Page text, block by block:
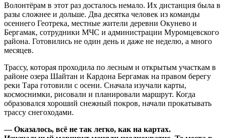
Волонтёрам в этот раз досталось немало. Их дистанция была в
разы сложнее и дольше. Два десятка человек из команды
осеннего Геотрека, местные жители деревни Окунево и
Бергамак, сотрудники МЧС и администрации Муромцевского
района. Готовились не один день и даже не неделю, а много
месяцев.
Трассу, которая проходила по лесным и открытым участкам в
районе озера Шайтан и Кардона Бергамак на правом берегу
реки Тара готовили с осени. Сначала изучали карты,
космоснимки, рисовали и планировали маршрут. Когда
образовался хороший снежный покров, начали прокатывать
трассу снегоходами.
— Оказалось, всё не так легко, как на картах.